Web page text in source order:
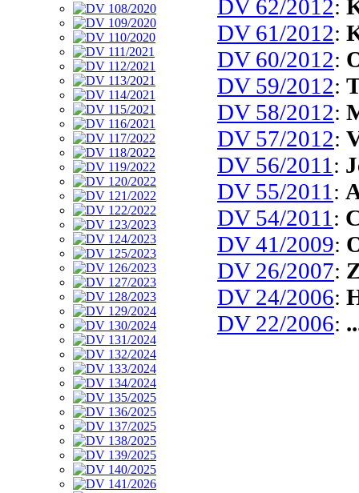
DV 62/2012:
DV 61/2012:
DV 60/2012:
DV 59/2012:
DV 58/2012:
DV 57/2012:
DV 56/2011 :
DV 55/2011 :
DV 54/2011 :
DV 41/2009:
DV 26/2007:
DV 24/2006:
DV 22/2006: